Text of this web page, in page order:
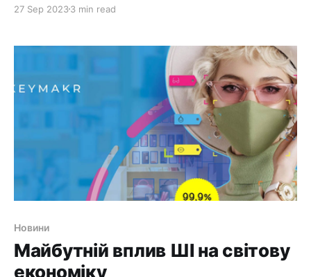
«Термінатор», або популярні персонажі, як-от HAL
Сміт із «Матриці». Але чи знаєте ви, що ШІ
допомагає знімати фільми? Тому що,
27 Sep 20233 min read
Новини
Майбутній вплив ШІ на світову
економіку